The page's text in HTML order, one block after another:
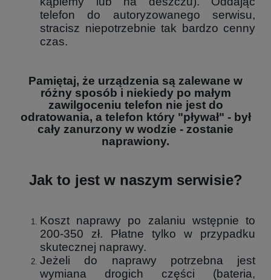
telefon do autoryzowanego serwisu,
stracisz niepotrzebnie tak bardzo cenny
czas.
Pamiętaj, że urządzenia są zalewane w
różny sposób i niekiedy po małym
zawilgoceniu telefon nie jest do
odratowania, a telefon który "pływał" - był
cały zanurzony w wodzie - zostanie
naprawiony.
Jak to jest w naszym serwisie?
Koszt naprawy po zalaniu wstępnie to
200-350 zł. Płatne tylko w przypadku
skutecznej naprawy.
Jeżeli do naprawy potrzebna jest
wymiana drogich części (bateria,